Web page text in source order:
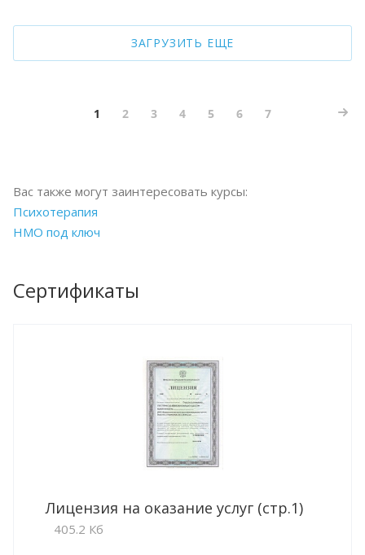
ЗАГРУЗИТЬ ЕЩЕ
1 2 3 4 5 6 7
Вас также могут заинтересовать курсы:
Психотерапия
НМО под ключ
Сертификаты
Лицензия на оказание услуг (стр.1)
405.2 Кб